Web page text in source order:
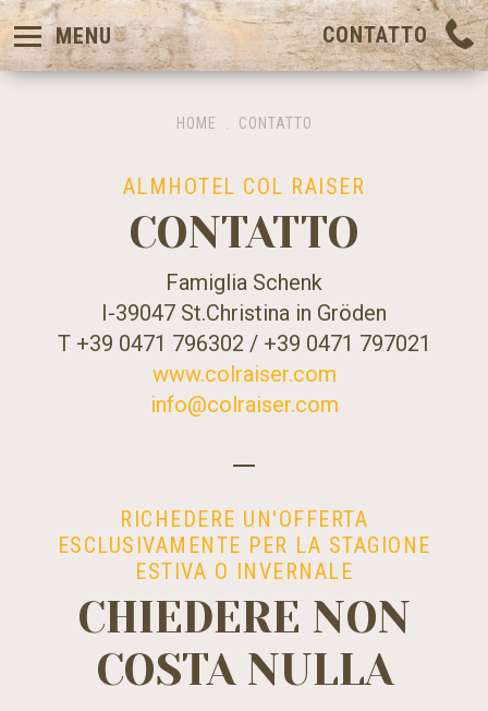
MENU CONTATTO
HOME CONTATTO
ALMHOTEL COL RAISER
CONTATTO
Famiglia Schenk
I-39047 St.Christina in Gröden
T +39 0471 796302 / +39 0471 797021
www.colraiser.com
info@colraiser.com
RICHEDERE UN'OFFERTA
ESCLUSIVAMENTE PER LA STAGIONE
ESTIVA O INVERNALE
CHIEDERE NON
COSTA NULLA